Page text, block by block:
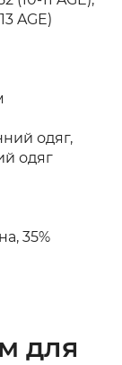
AGE)
одяг,
одяг
35%
для